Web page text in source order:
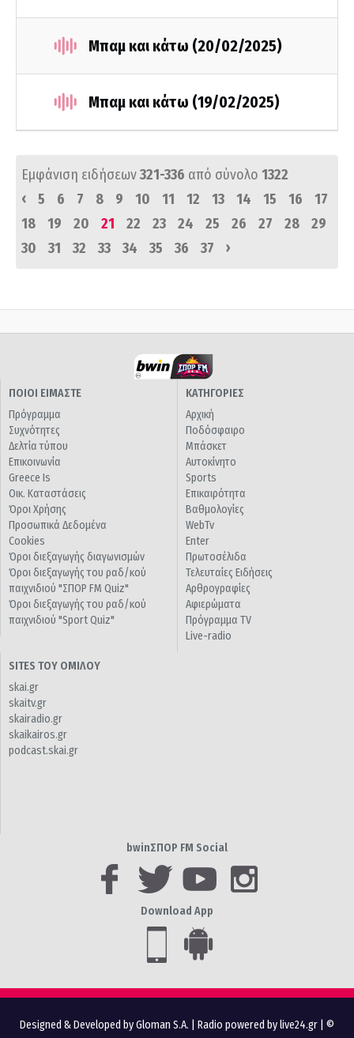
Μπαμ και κάτω (20/02/2025)
Μπαμ και κάτω (19/02/2025)
Εμφάνιση ειδήσεων321-336 από σύνολο 1322
‹
5 6 7 8 9 10 11 12 13 14 15 16
17
18
19 20 21 22 23 24 25 26 27 28
29
30
31 32 33 34 35 36 37 ›
ΠΟΙΟΙ ΕΙΜΑΣΤΕ
Πρόγραμμα
Συχνότητες
Δελτία τύπου
Επικοινωνία
Greece Is
Οικ. Καταστάσεις
Όροι Χρήσης
Προσωπικά Δεδομένα
Cookies
Όροι διεξαγωγής διαγωνισμών
Όροι διεξαγωγής του ραδ/κού
παιχνιδιού "ΣΠΟΡ FM Quiz"
Όροι διεξαγωγής του ραδ/κού
παιχνιδιού "Sport Quiz"
ΚΑΤΗΓΟΡΙΕΣ
Αρχική
Ποδόσφαιρο
Μπάσκετ
Αυτοκίνητο
Sports
Επικαιρότητα
Βαθμολογίες
WebTv
Enter
Πρωτοσέλιδα
Τελευταίες Ειδήσεις
Αρθρογραφίες
Αφιερώματα
Πρόγραμμα TV
Live-radio
SITES ΤΟΥ ΟΜΙΛΟΥ
skai.gr
skaitv.gr
skairadio.gr
skaikairos.gr
podcast.skai.gr
bwinΣΠΟΡ FM Social
Download App
Designed & Developed by Gloman S.A. Radio powered by live24.gr | ©